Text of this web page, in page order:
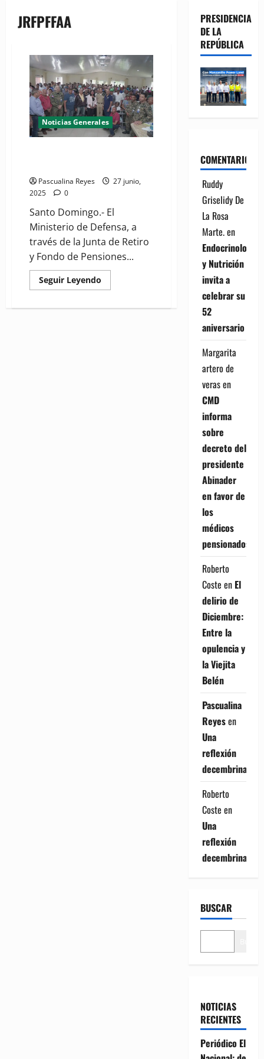
JRFPFFAA
Noticias Generales
Pascualina Reyes
27 junio,
2025
0
Santo Domingo.- El
Ministerio de Defensa, a
través de la Junta de Retiro
y Fondo de Pensiones...
Seguir Leyendo
more
realiza
PRESIDENCIA
DE LA
REPÚBLICA
COMENTARIOS
Ruddy
Griselidy De
La Rosa
Marte.en
Endocrinología
y Nutrición
invita a
celebrar su
52
aniversario
Margarita
artero de
verasen
CMD
informa
sobre
decreto del
presidente
Abinader
en favor de
los
médicos
pensionados
Roberto
Coste en El
delirio de
Diciembre:
Entre la
opulencia y
la Viejita
Belén
Pascualina
Reyesen
Una
reflexión
decembrina
Roberto
Coste en
Una
reflexión
decembrina
BUSCAR
NOTICIAS
RECIENTES
Periódico El